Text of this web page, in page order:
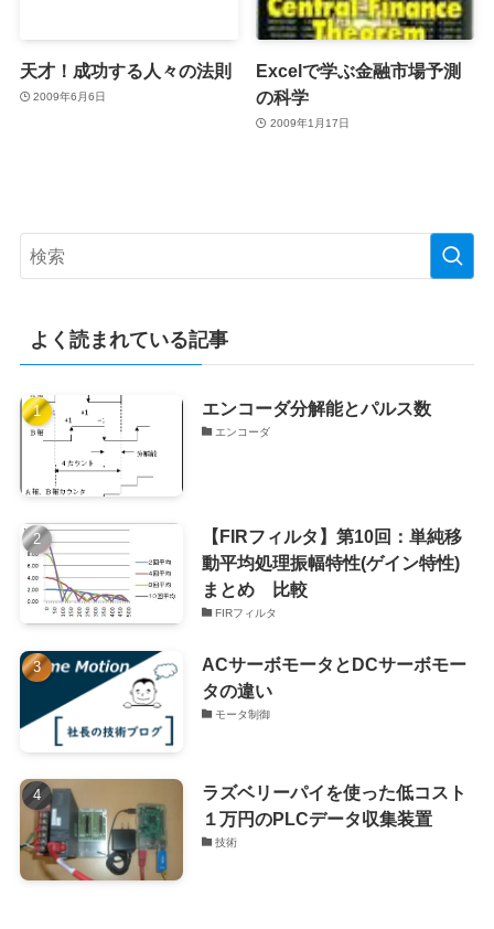
天才！成功する人々の法則
2009年6月6日
Excelで学ぶ金融市場予測
の科学
2009年1月17日
よく読まれている記事
エンコーダ分解能とパルス数
エンコーダ
【FIRフィルタ】第10回：単純移
動平均処理振幅特性(ゲイン特性)
まとめ 比較
FIRフィルタ
ACサーボモータとDCサーボモー
タの違い
モータ制御
ラズベリーパイを使った低コスト
１万円のPLCデータ収集装置
技術